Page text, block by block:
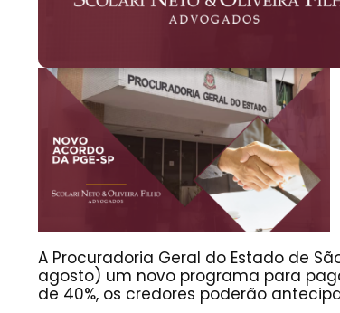
A Procuradoria Geral do Estado de
agosto) um novo programa para
de 40%, os credores poderão